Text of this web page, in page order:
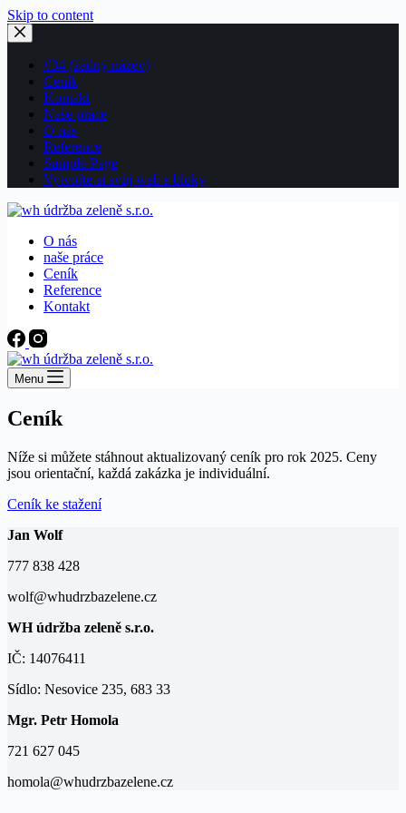
Skip to content
#34 (žádný název)
Ceník
Kontakt
Naše práce
O nás
Reference
Sample Page
Vytvořte si svůj web s bloky
O nás
naše práce
Ceník
Reference
Kontakt
Menu
Ceník
Níže si můžete stáhnout aktualizovaný ceník pro rok 2025. Ceny
jsou orientační, každá zakázka je individuální.
Ceník ke stažení
Jan Wolf
777 838 428
wolf@whudrzbazelene.cz
WH údržba zeleně s.r.o.
IČ: 14076411
Sídlo: Nesovice 235, 683 33
Mgr. Petr Homola
721 627 045
homola@whudrzbazelene.cz